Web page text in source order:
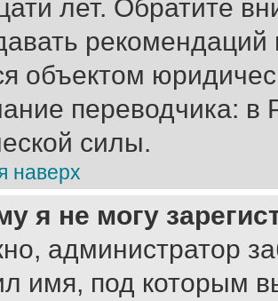
лет. Обратите
объектом
переводчика: в
силы.
наверх
я не могу
администратор
имя, под которым